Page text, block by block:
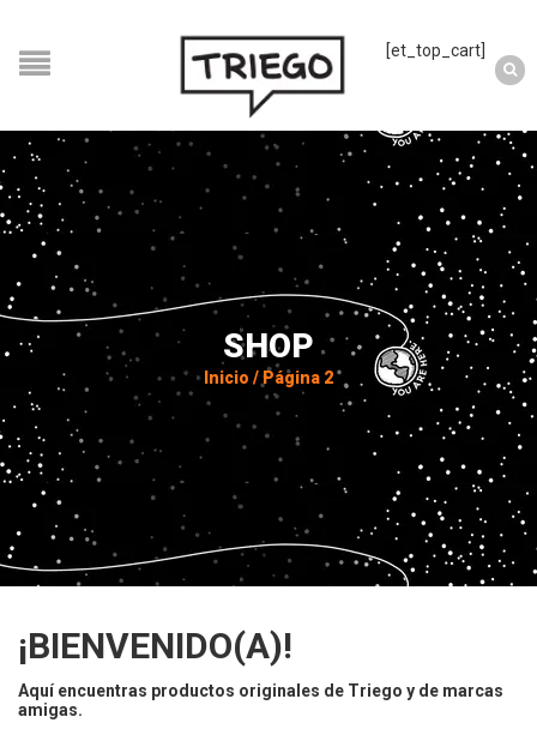
[et_top_cart]
SHOP
Inicio /Página 2
¡BIENVENIDO(A)!
Aquí encuentras productos originales de Triego y de marcas
amigas.